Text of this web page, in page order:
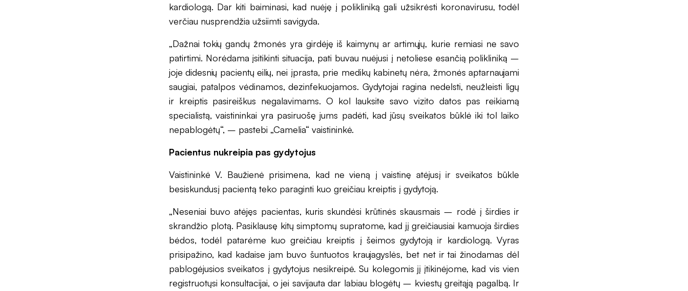
kardiologą. Dar kiti baiminasi, kad nuėję į polikliniką gali užsikrėsti koronavirusu, todėl
verčiau nusprendžia užsiimti savigyda.
„Dažnai tokių gandų žmonės yra girdėję iš kaimynų ar artimųjų, kurie remiasi ne savo
patirtimi. Norėdama įsitikinti situacija, pati buvau nuėjusi į netoliese esančią polikliniką –
joje didesnių pacientų eilių, nei įprasta, prie medikų kabinetų nėra, žmonės aptarnaujami
saugiai, patalpos vėdinamos, dezinfekuojamos. Gydytojai ragina nedelsti, neužleisti ligų
ir kreiptis pasireiškus negalavimams. O kol lauksite savo vizito datos pas reikiamą
specialistą, vaistininkai yra pasiruošę jums padėti, kad jūsų sveikatos būklė iki tol laiko
nepablogėtų“, – pastebi „Camelia“ vaistininkė.
Pacientus nukreipia pas gydytojus
Vaistininkė V. Baužienė prisimena, kad ne vieną į vaistinę atėjusį ir sveikatos būkle
besiskundusį pacientą teko paraginti kuo greičiau kreiptis į gydytoją.
„Neseniai buvo atėjęs pacientas, kuris skundėsi krūtinės skausmais – rodė į širdies ir
skrandžio plotą. Pasiklausę kitų simptomų supratome, kad jį greičiausiai kamuoja širdies
bėdos, todėl patarėme kuo greičiau kreiptis į šeimos gydytoją ir kardiologą. Vyras
prisipažino, kad kadaise jam buvo šuntuotos kraujagyslės, bet net ir tai žinodamas dėl
pablogėjusios sveikatos į gydytojus nesikreipė. Su kolegomis jį įtikinėjome, kad vis vien
registruotųsi konsultacijai, o jei savijauta dar labiau blogėtų – kviestų greitąją pagalbą. Ir